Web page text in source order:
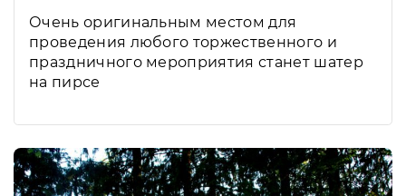
Очень оригинальным местом для
проведения любого торжественного и
праздничного мероприятия станет шатер
на пирсе